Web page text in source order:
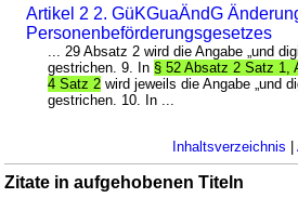
Artikel 2 2. GüKGuaÄndG
Personenbeförderungsgesetzes
... 29 Absatz 2 wird die Angabe „und
gestrichen. 9. In § 52 Absatz 2 Satz 1,
4 Satz 2 wird jeweils die Angabe „und
gestrichen. 10. In ...
Inhaltsverzeichnis
Zitate in aufgehobenen Titeln